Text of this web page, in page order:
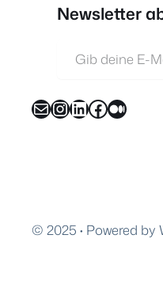
Newsletter
E-Mail InstagramLinkedIn Facebook Medium
© 2025 · Powered by